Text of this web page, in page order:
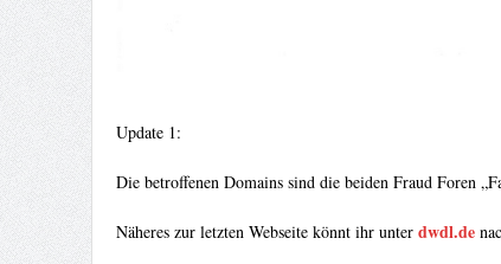
Update 1:
Die betroffenen Domains sind die beiden Fraud Foren
Näheres zur letzten Webseite könnt ihr unter dwdl.de